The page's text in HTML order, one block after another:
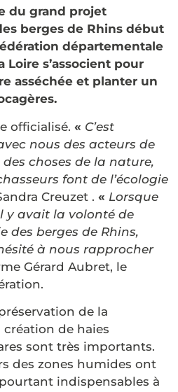
du grand projet
berges de Rhins début
départementale
Loire s’associent pour
asséchée et planter un
officialisé. « C’est
nous des acteurs de
choses de la nature,
font de l’écologie
Creuzet . « Lorsque
y avait la volonté de
des berges de Rhins,
à nous rapprocher
Gérard Aubret, le
de la
de haies
sont très importants.
des zones humides ont
indispensables à